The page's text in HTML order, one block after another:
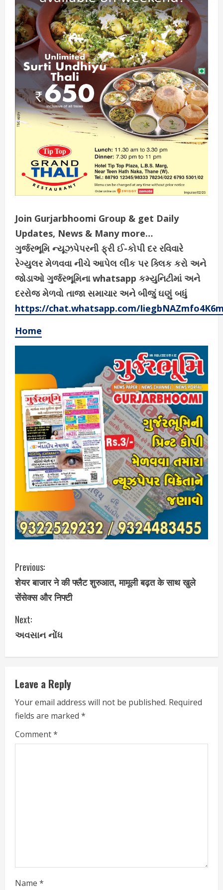
Join Gurjarbhoomi Group & get Daily
Updates, News & Many more…
ગુર્જરભૂમિ ન્યૂઝપેપરની ફ્રી ઈ-કોપી દર રવિવારે
રેગ્યુલર મેળવવા નીચે આપેલ લીંક પર ક્લિક કરો અને
જોડાઓ ગુર્જરભૂમિના whatsapp કમ્યુનિટીમાં અને
દરરોજ મેળવો તાજા સમાચાર અને બીજું ઘણું બધું
https://chat.whatsapp.com/
Home
C
o
n
t
i
n
u
e
R
g
Previous:
शेयर बाजार ने की फ्लैट शुरुआत, मामूली बढ़त के साथ खुले
सेंसेक्स और निफ्टी
Next:
અવસાન નોંધ
Leave a Reply
Your email address will not be published. Required
fields are marked *
Comment*
Name *